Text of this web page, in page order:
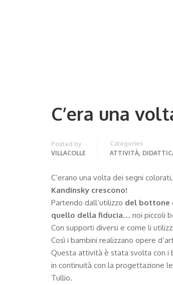
C’era una
Posted by
VILLACOLLE
Categories
ATTIVITÀ,
C’erano una volta dei segni
Kandinsky crescono!
Partendo dall’utilizzo del bottone
quello della fiducia… noi piccoli
Con supporti diversi e come li
Così i bambini realizzano opere
Questa attività è stata svolta con i
in continuità con la progettazione
Tullio.